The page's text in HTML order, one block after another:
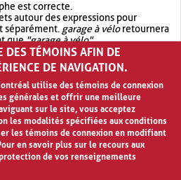
est correcte.
autour des expressions pour
séparément. garage à véloretournera
que"garage à vélo".
recherche avec OR.garage OR vélo
de résultat quegarage à vélo
DES TÉMOINS AFIN DE
DE NAVIGATION.
utilise des témoins de connexion
générales et offrir une meilleure
sur le site, vous acceptez
les modalités spécifiées aux conditions
les témoins de connexion en modifiant
en savoir plus sur le recours aux
de vos renseignements